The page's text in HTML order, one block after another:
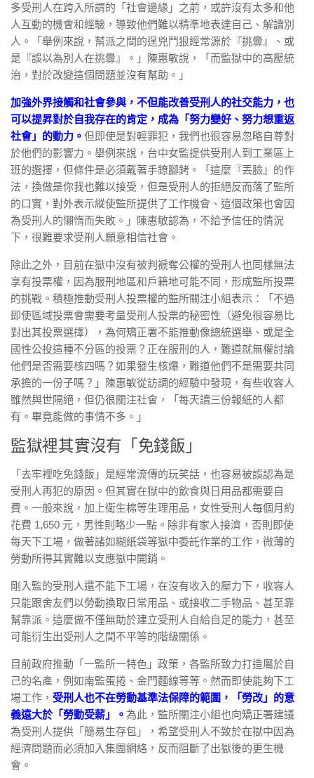
多受刑人在跨入所謂的「社會邊緣」之前，或許沒有太多和他
人互動的機會和經驗，導致他們難以精準地表達自己、解讀別
人。「舉例來說，幫派之間的逞兇鬥狠經常源於『挑釁』、或
是『誤以為別人在挑釁』。」陳惠敏說，「而監獄中的高壓統
治，對於改變這個問題並沒有幫助。」
加強外界接觸和社會參與，不但能改善受刑人的社交能力，也
可以提昇對於自我存在的肯定，成為「努力變好、努力想重返
社會」的動力。 但即使是對輕罪犯，我們也很容易忽略自尊對
於他們的影響力。舉例來說，台中女監提供受刑人到工業區上
班的選擇，但條件是必須戴著手鐐腳銬。「這麼『丟臉』的作
法，換做是你我也難以接受，但是受刑人的拒絕反而落了監所
的口實，對外表示縱使監所提供了工作機會、這個政策也會因
為受刑人的懶惰而失敗。」陳惠敏認為，不給予信任的情況
下，很難要求受刑人願意相信社會。
除此之外，目前在獄中沒有被判褫奪公權的受刑人也同樣無法
享有投票權，因為服刑地區和戶籍地可能不同，形成監所投票
的挑戰。積極推動受刑人投票權的監所關注小組表示：「不過
即使區域投票會需要考量受刑人投票的秘密性（避免很容易比
對出其投票選擇），為何矯正署不能推動像總統選舉、或是全
國性公投這種不分區的投票？正在服刑的人，難道就無權討論
他們是否需要核四嗎？如果發生核爆，難道他們不是需要共同
承擔的一份子嗎？」陳惠敏從訪調的經驗中發現，有些收容人
雖然與世隔絕，但仍很關注社會，「每天讀三份報紙的人都
有。畢竟能做的事情不多。」
監獄裡其實沒有「免錢飯」
「去牢裡吃免錢飯」是經常流傳的玩笑話，也容易被誤認為是
受刑人再犯的原因。但其實在獄中的飲食與日用品都需要自
費。一般來說，加上衛生棉等生理用品，女性受刑人每個月約
花費 1,650 元，男性則略少一點。除非有家人接濟，否則即使
每天下工場，做著諸如糊紙袋等獄中委託作業的工作，微薄的
勞動所得其實難以支應獄中開銷。
剛入監的受刑人還不能下工場，在沒有收入的壓力下，收容人
只能跟舍友們以勞動換取日常用品、或接收二手物品、甚至靠
幫靠派。這麼做不僅無助於建立受刑人自給自足的能力，甚至
可能衍生出受刑人之間不平等的階級關係。
目前政府推動「一監所一特色」政策，各監所致力打造屬於自
己的名產，例如南監蛋捲、金門麵線等等。然而即使能夠下工
場工作， 受刑人也不在勞動基準法保障的範圍，「勞改」的意
義遠大於「勞動受薪」。 為此，監所關注小組也向矯正署建議
為受刑人提供「簡易生存包」，希望受刑人不致於在獄中因為
經濟問題而必須加入集團網絡，反而阻斷了出獄後的更生機
會。